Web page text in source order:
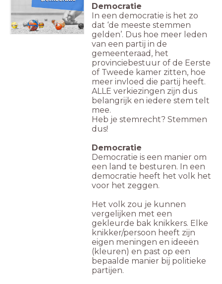
Democratie
In een democratie is het zo
dat ‘de meeste stemmen
gelden’. Dus hoe meer leden
van een partij in de
gemeenteraad, het
provinciebestuur of de Eerste
of Tweede kamer zitten, hoe
meer invloed die partij heeft.
ALLE verkiezingen zijn dus
belangrijk en iedere stem telt
mee.
Heb je stemrecht? Stemmen
dus!
Democratie
Democratie is een manier om
een land te besturen. In een
democratie heeft het volk het
voor het zeggen.
Het volk zou je kunnen
vergelijken met een
gekleurde bak knikkers. Elke
knikker/persoon heeft zijn
eigen meningen en ideeën
(kleuren) en past op een
bepaalde manier bij politieke
partijen.